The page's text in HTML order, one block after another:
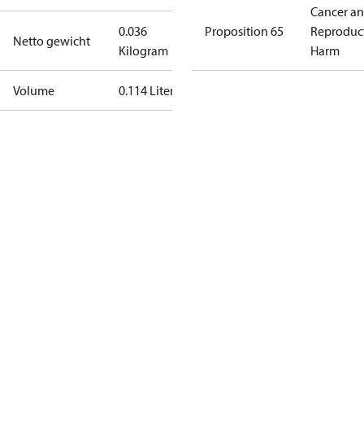
Netto gewicht
0.036
Kilogram
Volume 0.114 Liter
Proposition 65
Cancer
Harm